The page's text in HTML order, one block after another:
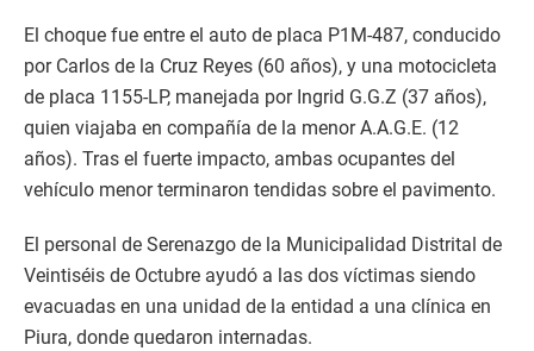
El choque fue entre el auto de placa P1M-487, conducido
por Carlos de la Cruz Reyes (60 años), y una motocicleta
de placa 1155-LP, manejada por Ingrid G.G.Z (37 años),
quien viajaba en compañía de la menor A.A.G.E. (12
años). Tras el fuerte impacto, ambas ocupantes del
vehículo menor terminaron tendidas sobre el pavimento.
El personal de Serenazgo de la Municipalidad Distrital de
Veintiséis de Octubre ayudó a las dos víctimas siendo
evacuadas en una unidad de la entidad a una clínica en
Piura, donde quedaron internadas.